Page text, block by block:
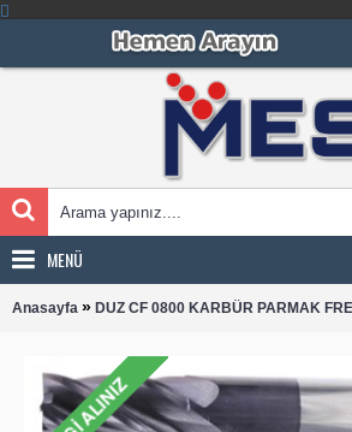
MENÜ
Anasayfa » DUZ CF 0800 KARBÜR PARMAK